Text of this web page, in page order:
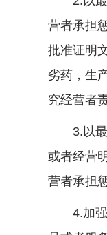
营者承担
批准证明
劣药，生
究经营者
3.以最严
或者经营
营者承担
4.加强预